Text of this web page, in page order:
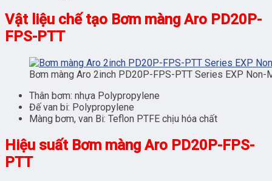
Vật liệu chế tạo Bơm màng Aro PD20P-
FPS-PTT
Bơm màng Aro 2inch PD20P-FPS-PTT Series EXP Non-
Thân bơm: nhựa Polypropylene
Đế van bi: Polypropylene
Màng bơm, van Bi: Teflon PTFE chịu hóa chất
Hiệu suất Bơm màng Aro PD20P-FPS-
PTT